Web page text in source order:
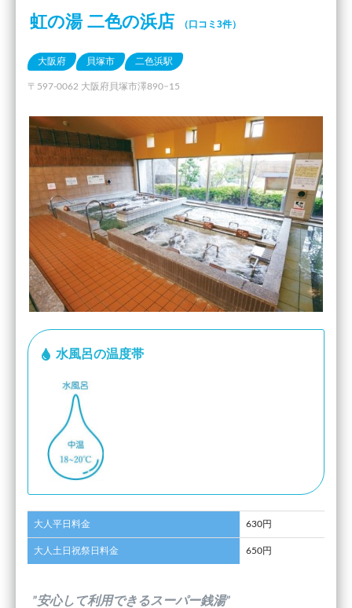
虹の湯 二色の浜店 （口コミ3件）
大阪府 貝塚市 二色浜駅
〒597-0062 大阪府貝塚市澤890−15
水風呂の温度帯
大人平日料金 630円
大人土日祝祭日料金 650円
”安心して利用できるスーパー銭湯”